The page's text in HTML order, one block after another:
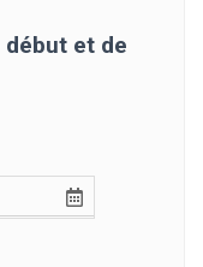
et de